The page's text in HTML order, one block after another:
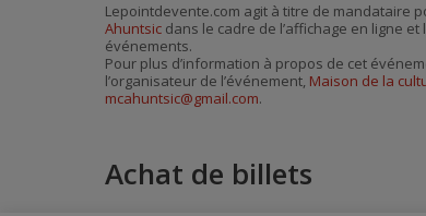
Lepointdevente.com agit à titre de mandataire
Ahuntsic dans le cadre de l’affichage en ligne
événements.
Pour plus d’information à propos de cet
l’organisateur de l’événement, Maison de la
mcahuntsic@gmail.com.
Achat de billets